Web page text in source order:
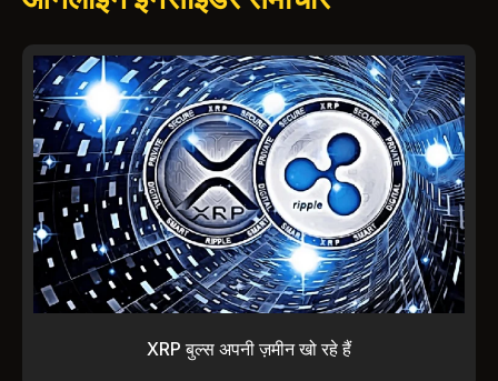
XRP बुल्स अपनी ज़मीन खो रहे हैं